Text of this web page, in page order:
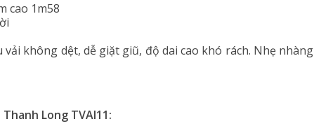
cao 1m58
không dệt, dễ giặt giũ, độ dai cao khó rách. Nhẹ nhàng
Long TVAI11: